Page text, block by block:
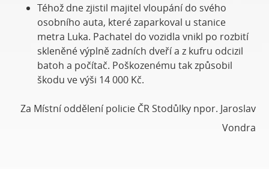
Téhož dne zjistil majitel vloupání do svého
osobního auta, které zaparkoval u stanice
metra Luka. Pachatel do vozidla vnikl po rozbití
skleněné výplně zadních dveří a z kufru odcizil
batoh a počítač. Poškozenému tak způsobil
škodu ve výši 14 000 Kč.
Za Místní oddělení policie ČR Stodůlky npor. Jaroslav
Vondra